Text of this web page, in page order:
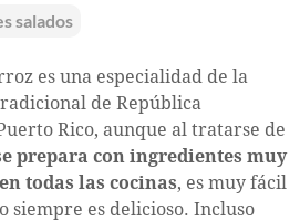
salados
es una especialidad de la
de República
Rico, aunque al tratarse de
prepara con ingredientes muy
todas las cocinas, es muy fácil
siempre es delicioso. Incluso